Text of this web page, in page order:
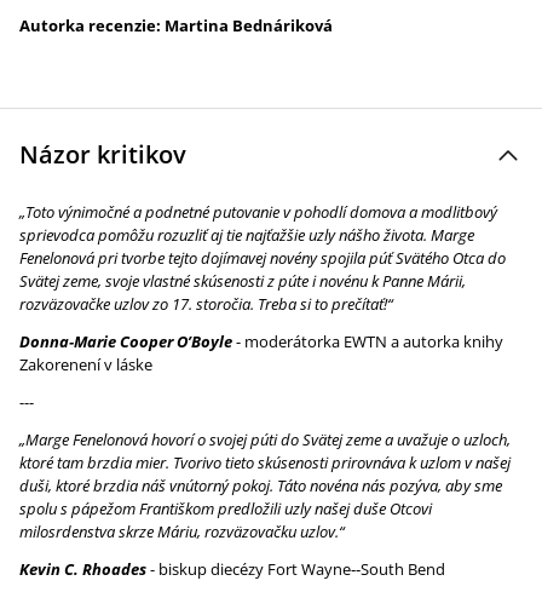
Autorka recenzie: Martina Bednáriková
Názor kritikov
„Toto výnimočné a podnetné putovanie v pohodlí domova a modlitbový
sprievodca pomôžu rozuzliť aj tie najťažšie uzly nášho života. Marge
Fenelonová pri tvorbe tejto dojímavej novény spojila púť Svätého Otca do
Svätej zeme, svoje vlastné skúsenosti z púte i novénu k Panne Márii,
rozväzovačke uzlov zo 17. storočia. Treba si to prečítať!“
Donna‑Marie Cooper O’Boyle- moderátorka EWTN a autorka knihy
Zakorenení v láske
---
„Marge Fenelonová hovorí o svojej púti do Svätej zeme a uvažuje o uzloch,
ktoré tam brzdia mier. Tvorivo tieto skúsenosti prirovnáva k uzlom v našej
duši, ktoré brzdia náš vnútorný pokoj. Táto novéna nás pozýva, aby sme
spolu s pápežom Františkom predložili uzly našej duše Otcovi
milosrdenstva skrze Máriu, rozväzovačku uzlov.“
Kevin C. Rhoades- biskup diecézy Fort Wayne‑‑South Bend